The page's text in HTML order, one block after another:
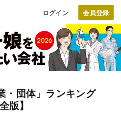
ログイン
・団体」ランキング
版】